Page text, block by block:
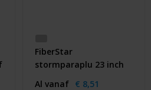
FiberStar
stormparaplu 23 inch
Al vanaf € 8,51